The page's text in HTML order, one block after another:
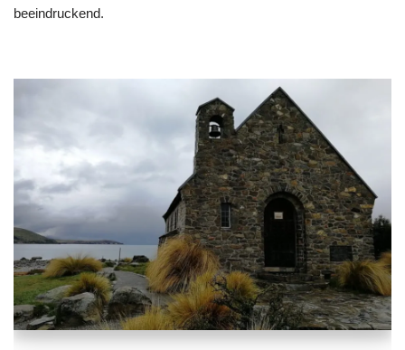
beeindruckend.